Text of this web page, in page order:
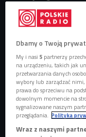
AUDIO 1 plik

Jak wygląda życie
widzenia kobiet?
Dbamy o Twoją
My i nasi5 partnerzy
na urządzeniu, takich jak
przetwarzania danych
wybory lub zarządzać nimi,
prawa do sprzeciwu na
dowolnym momencie na
sygnalizowane naszym
przeglądania. Polityka
Wraz z naszymi